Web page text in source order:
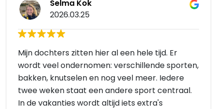
Selma Kok
2026.03.25
Mijn dochters zitten hier al een hele tijd. Er
wordt veel ondernomen: verschillende sporten,
bakken, knutselen en nog veel meer. Iedere
twee weken staat een andere sport centraal.
In de vakanties wordt altijd iets extra's